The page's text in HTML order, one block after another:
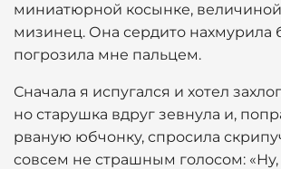
миниатюрной косынке,
мизинец. Она сердито нахмурила
погрозила мне пальцем.
Сначала я испугался и хотел
но старушка вдруг зевнула и,
рваную юбчонку, спросила
совсем не страшным голосом: «Ну,